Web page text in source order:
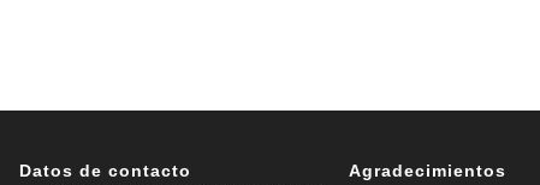
Datos de contacto Agradecimientos